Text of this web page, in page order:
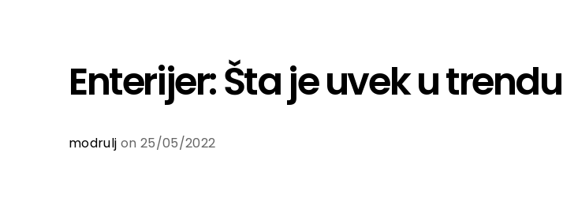
Enterijer: Šta je uvek u
modrulj on 25/05/2022